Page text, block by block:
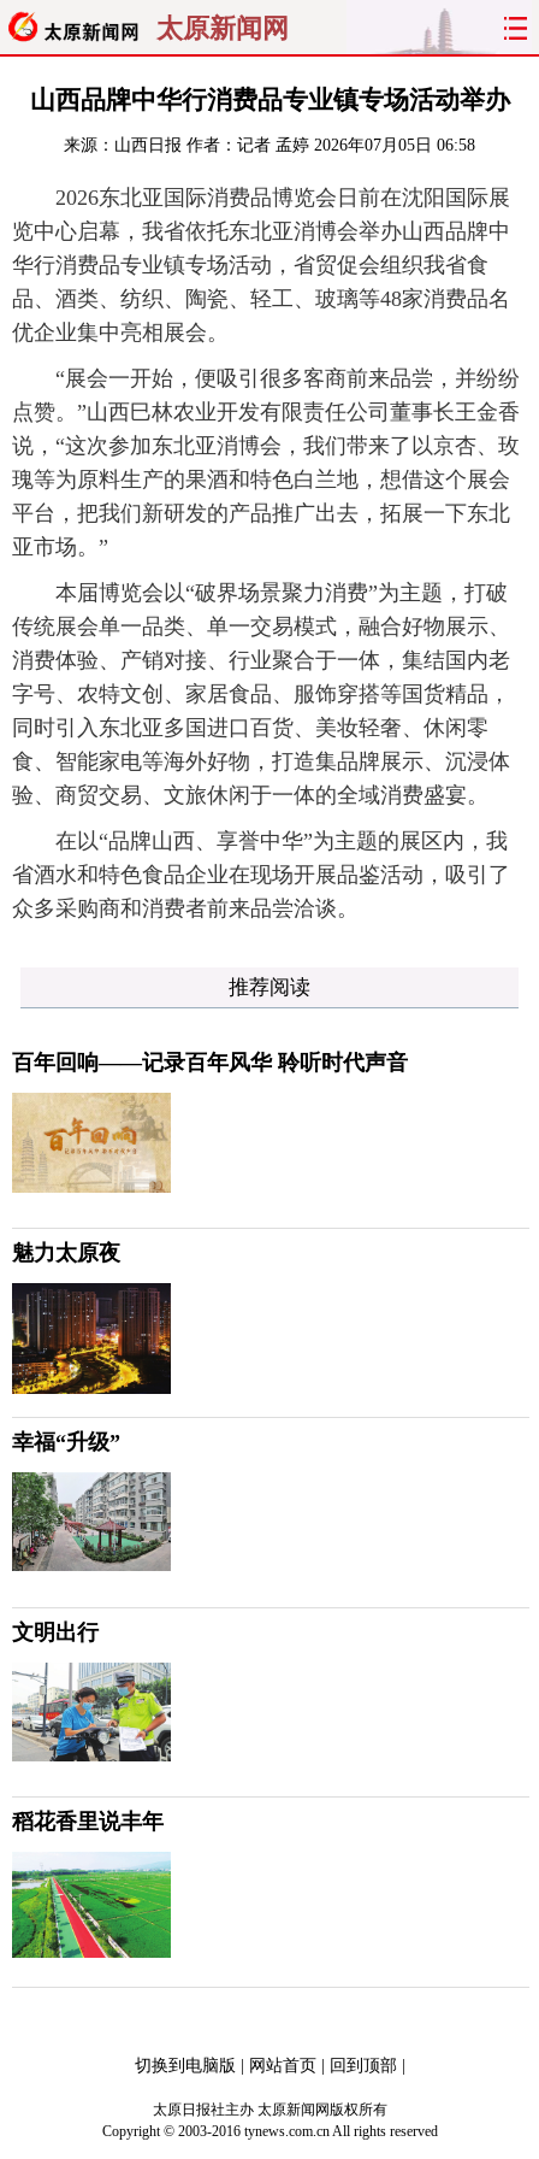
太原新闻网
首页 聚焦 太原 山西
经济 关注 文明 出行
纵横 曝光 综合 专题
旅游 理财 政务 教育
看天下 晋月读
太原日报 太原晚报 热评 社区
山西品牌中华行消费品专业镇专场活动举办
来源： 山西日报 作者：记者 孟婷 2026年07月05日 06:58
2026东北亚国际消费品博览会日前在沈阳国际展
览中心启幕，我省依托东北亚消博会举办山西品牌中
华行消费品专业镇专场活动，省贸促会组织我省食
品、酒类、纺织、陶瓷、轻工、玻璃等48家消费品名
优企业集中亮相展会。
“展会一开始，便吸引很多客商前来品尝，并纷纷
点赞。”山西巳林农业开发有限责任公司董事长王金香
说，“这次参加东北亚消博会，我们带来了以京杏、玫
瑰等为原料生产的果酒和特色白兰地，想借这个展会
平台，把我们新研发的产品推广出去，拓展一下东北
亚市场。”
本届博览会以“破界场景聚力消费”为主题，打破
传统展会单一品类、单一交易模式，融合好物展示、
消费体验、产销对接、行业聚合于一体，集结国内老
字号、农特文创、家居食品、服饰穿搭等国货精品，
同时引入东北亚多国进口百货、美妆轻奢、休闲零
食、智能家电等海外好物，打造集品牌展示、沉浸体
验、商贸交易、文旅休闲于一体的全域消费盛宴。
在以“品牌山西、享誉中华”为主题的展区内，我
省酒水和特色食品企业在现场开展品鉴活动，吸引了
众多采购商和消费者前来品尝洽谈。
推荐阅读
百年回响——记录百年风华 聆听时代声音
魅力太原夜
幸福“升级”
文明出行
稻花香里说丰年
切换到电脑版 | 网站首页| 回到顶部|
太原日报社主办 太原新闻网版权所有
Copyright © 2003-2016 tynews.com.cn All rights reserved